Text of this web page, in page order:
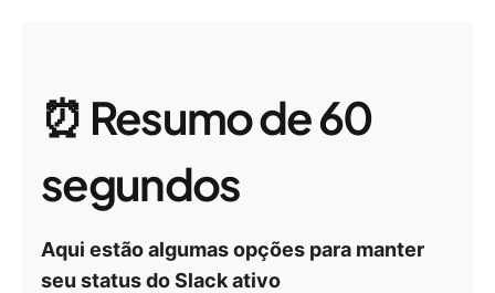
⏰ Resumo de 60
segundos
Aqui estão algumas opções para manter
seu status do Slack ativo